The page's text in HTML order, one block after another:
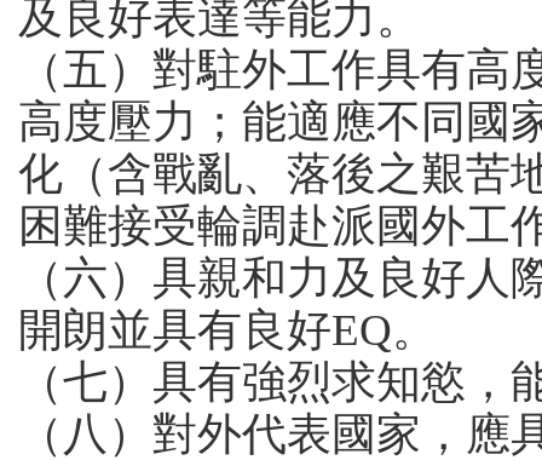
及良好表達等能力。
（五）對駐外工作具有
高度壓力；能適應不同國
化（含戰亂、落後之艱苦
困難接受輪調赴派國外工
（六）具親和力及良好
開朗並具有良好EQ。
（七）具有強烈求知慾
（八）對外代表國家，